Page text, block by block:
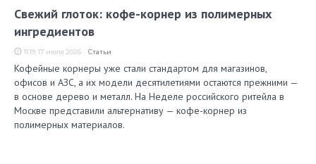
Свежий глоток: кофе-корнер из полимерных
ингредиентов
11:19, 17 июля 2026 Статьи
Кофейные корнеры уже стали стандартом для магазинов,
офисов и АЗС, а их модели десятилетиями остаются прежними —
в основе дерево и металл. На Неделе российского ритейла в
Москве представили альтернативу — кофе-корнер из
полимерных материалов.